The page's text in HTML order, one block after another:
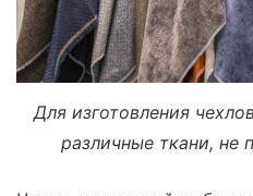
Для изготовления
различные ткани, не